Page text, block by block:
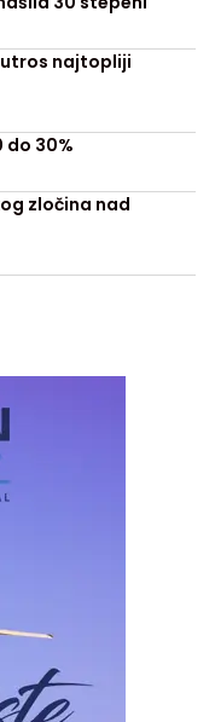
najtopliji
do 30%
zločina nad